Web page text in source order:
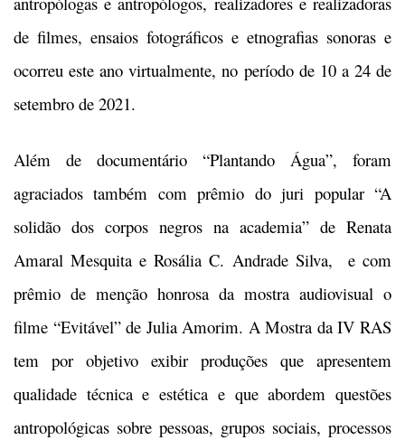
de filmes, ensaios fotográficos e etnografias sonoras e
ocorreu este ano virtualmente, no período de 10 a 24 de
setembro de 2021.
Além de documentário “Plantando Água”, foram
agraciados também com prêmio do juri popular “A
solidão dos corpos negros na academia” de Renata
Amaral Mesquita e Rosália C. Andrade Silva, e com
prêmio de menção honrosa da mostra audiovisual o
filme “Evitável” de Julia Amorim. A Mostra da IV RAS
tem por objetivo exibir produções que apresentem
qualidade técnica e estética e que abordem questões
antropológicas sobre pessoas, grupos sociais, processos